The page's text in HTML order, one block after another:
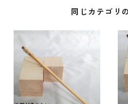
同じカテゴリ